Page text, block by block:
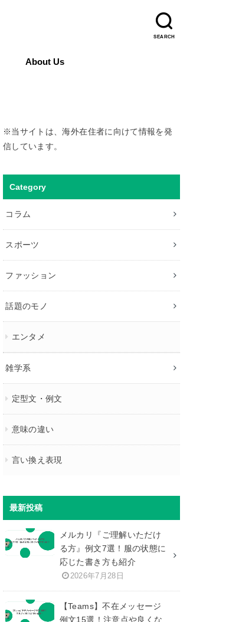
SEARCH
About Us
※当サイトは、海外在住者に向けて情報を発
信しています。
Category
コラム
スポーツ
ファッション
話題のモノ
エンタメ
雑学系
定型文・例文
意味の違い
言い換え表現
最新投稿
メルカリ『ご理解いただけ
る方』例文7選！服の状態に
応じた書き方も紹介
2026年7月28日
【Teams】不在メッセージ
例文15選！注意点や良くな